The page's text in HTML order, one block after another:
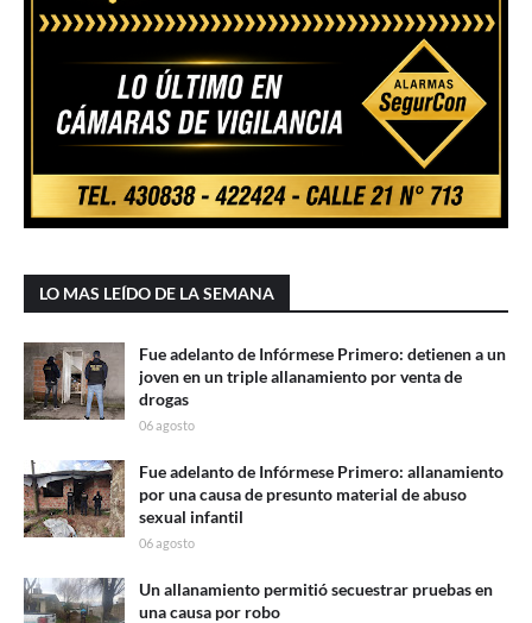
LO MAS LEÍDO DE LA SEMANA
Fue adelanto de Infórmese Primero: detienen a un
joven en un triple allanamiento por venta de
drogas
06 agosto
Fue adelanto de Infórmese Primero: allanamiento
por una causa de presunto material de abuso
sexual infantil
06 agosto
Un allanamiento permitió secuestrar pruebas en
una causa por robo